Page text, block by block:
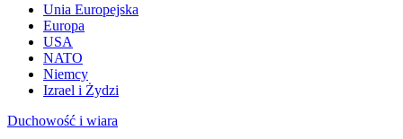
Unia Europejska
Europa
USA
NATO
Niemcy
Izrael i Żydzi
Duchowość i wiara